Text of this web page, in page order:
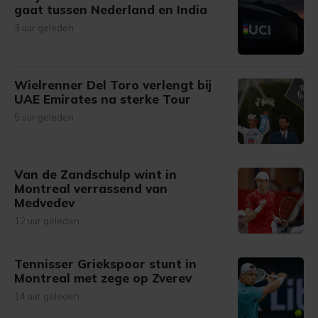
gaat tussen Nederland en India
3 uur geleden
Wielrenner Del Toro verlengt bij
UAE Emirates na sterke Tour
5 uur geleden
Van de Zandschulp wint in
Montreal verrassend van
Medvedev
12 uur geleden
Tennisser Griekspoor stunt in
Montreal met zege op Zverev
14 uur geleden